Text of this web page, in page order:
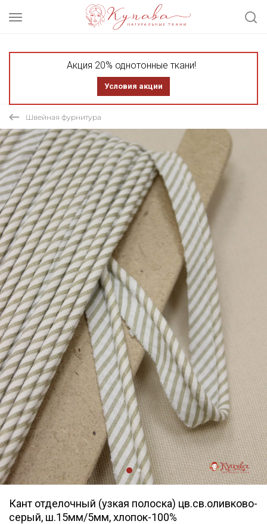
Акция 20% однотонные ткани!
Условия акции
Швейная фурнитура
Кант отделочный (узкая полоска) цв.св.оливково-
серый, ш.15мм/5мм, хлопок-100%